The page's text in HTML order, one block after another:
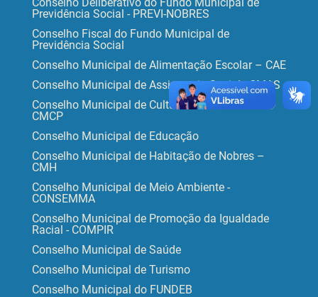
Previdência Social - PREVI-NOBRES
Conselho Fiscal do Fundo Municipal de
Previdência Social
Conselho Municipal de Alimentação Escolar – CAE
Conselho Municipal de Assistencia Social - CMAS
Conselho Municipal de Cultura e Patrimônio -
CMCP
Conselho Municipal de Educação
Conselho Municipal de Habitação de Nobres –
CMH
Conselho Municipal de Meio Ambiente -
CONSEMMA
Conselho Municipal de Promoção da Igualdade
Racial - COMPIR
Conselho Municipal de Saúde
Conselho Municipal de Turismo
Conselho Municipal do FUNDEB